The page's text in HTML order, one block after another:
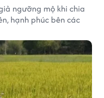
ngưỡng mộ khi chia
hạnh phúc bên các